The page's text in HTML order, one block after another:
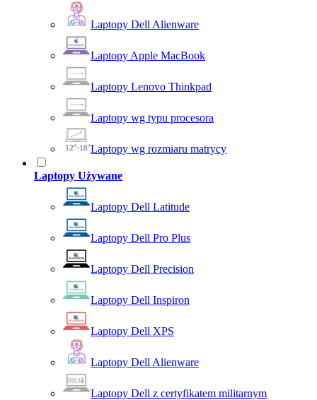
Laptopy Dell Alienware
Laptopy Apple MacBook
Laptopy Lenovo Thinkpad
Laptopy wg typu procesora
Laptopy wg rozmiaru matrycy
Laptopy Używane
Laptopy Dell Latitude
Laptopy Dell Pro Plus
Laptopy Dell Precision
Laptopy Dell Inspiron
Laptopy Dell XPS
Laptopy Dell Alienware
Laptopy Dell z certyfikatem militarnym